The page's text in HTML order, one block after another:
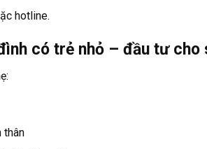
hotline.
có trẻ nhỏ – đầu tư cho
thân